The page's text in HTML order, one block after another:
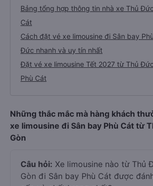
Bảng tổng hợp thông tin nhà xe Thủ
Cát
Cách đặt vé xe limousine đi Sân bay
Đức nhanh và uy tín nhất
Đặt vé xe limousine Tết 2027 từ Thủ
Phù Cát
Những thắc mắc mà hàng khách
xe limousine đi Sân bay Phù Cát từ
Gòn
Câu hỏi: Xe limousine nào từ Thủ
Gòn đi Sân bay Phù Cát được